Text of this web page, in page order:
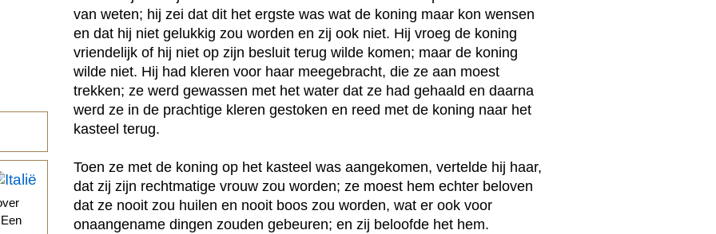
van weten; hij zei dat dit het ergste was wat de koning maar kon wensen
en dat hij niet gelukkig zou worden en zij ook niet. Hij vroeg de koning
vriendelijk of hij niet op zijn besluit terug wilde komen; maar de koning
wilde niet. Hij had kleren voor haar meegebracht, die ze aan moest
trekken; ze werd gewassen met het water dat ze had gehaald en daarna
werd ze in de prachtige kleren gestoken en reed met de koning naar het
kasteel terug.
Toen ze met de koning op het kasteel was aangekomen, vertelde hij haar,
dat zij zijn rechtmatige vrouw zou worden; ze moest hem echter beloven
dat ze nooit zou huilen en nooit boos zou worden, wat er ook voor
onaangename dingen zouden gebeuren; en zij beloofde het hem.